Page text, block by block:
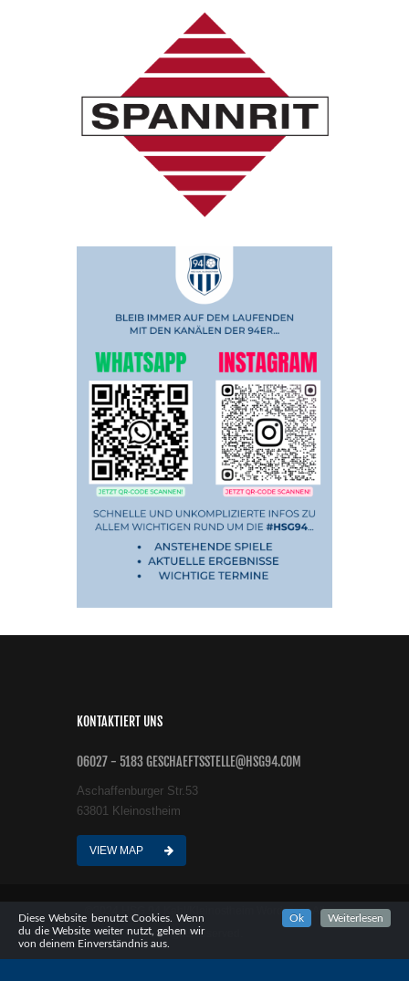
KONTAKTIERT UNS
06027 - 5183 GESCHAEFTSSTELLE@HSG94.COM
Aschaffenburger Str.53
63801 Kleinostheim
VIEW MAP
©2024 HSG 94 Kahl/Kleinostheim Wordpress All
rights reserved.
Diese Website benutzt Cookies. Wenn
du die Website weiter nutzt, gehen wir
von deinem Einverständnis aus.
Ok Weiterlesen